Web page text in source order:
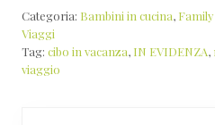
Categoria: Bambini in cucina,
Viaggi
Tag: cibo in vacanza, IN EVIDENZA,
viaggio